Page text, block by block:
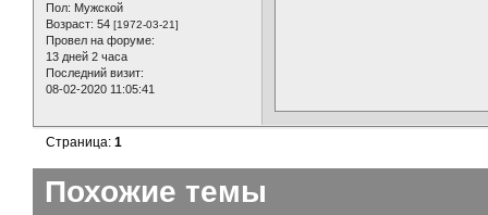
Пол: Мужской
Возраст: 54 [1972-03-21]
Провел на форуме:
13 дней 2 часа
Последний визит:
08-02-2020 11:05:41
Страница:1
Похожие темы